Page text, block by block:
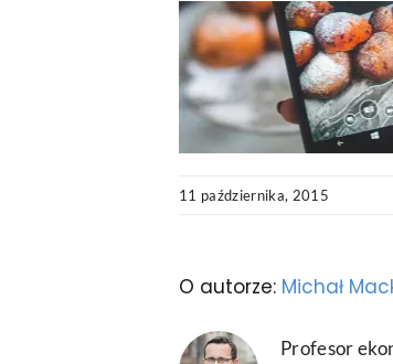
11 października, 2015
O autorze: Michał
Profesor